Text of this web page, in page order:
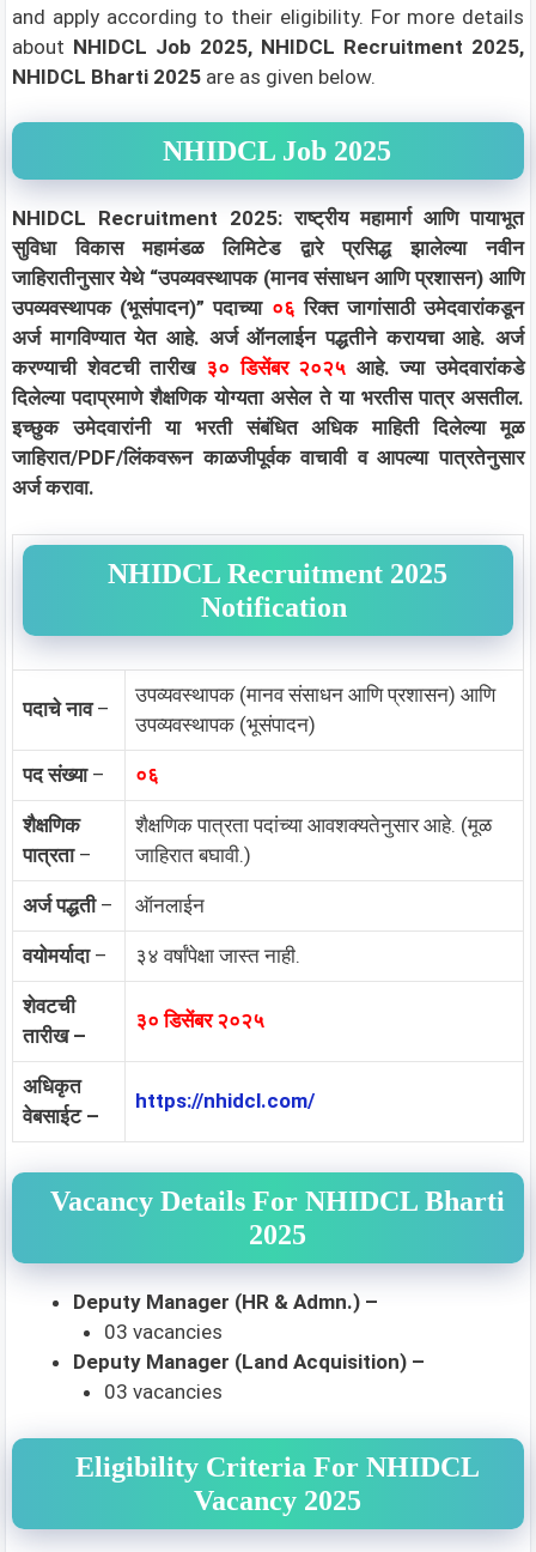
and apply according to their eligibility. For more details
about NHIDCL Job 2025, NHIDCL Recruitment 2025,
NHIDCL Bharti 2025 are as given below.
NHIDCL Job 2025
NHIDCL Recruitment 2025: राष्ट्रीय महामार्ग आणि पायाभूत
सुविधा विकास महामंडळ लिमिटेड द्वारे प्रसिद्ध झालेल्या नवीन
जाहिरातीनुसार येथे “उपव्यवस्थापक (मानव संसाधन आणि प्रशासन) आणि
उपव्यवस्थापक (भूसंपादन)” पदाच्या ०६रिक्त जागांसाठी उमेदवारांकडून
अर्ज मागविण्यात येत आहे. अर्ज ऑनलाईन पद्धतीने करायचा आहे. अर्ज
करण्याची शेवटची तारीख ३० डिसेंबर २०२५ आहे. ज्या उमेदवारांकडे
दिलेल्या पदाप्रमाणे शैक्षणिक योग्यता असेल ते या भरतीस पात्र असतील.
इच्छुक उमेदवारांनी या भरती संबंधित अधिक माहिती दिलेल्या मूळ
जाहिरात/PDF/लिंकवरून काळजीपूर्वक वाचावी व आपल्या पात्रतेनुसार
अर्ज करावा.
NHIDCL Recruitment 2025
Notification
पदाचे नाव–
उपव्यवस्थापक (मानव संसाधन आणि प्रशासन) आणि
उपव्यवस्थापक (भूसंपादन)
पद संख्या– ०६
शैक्षणिक
पात्रता–
शैक्षणिक पात्रता पदांच्या आवशक्यतेनुसार आहे. (मूळ
जाहिरात बघावी.)
अर्ज पद्धती– ऑनलाईन
वयोमर्यादा– ३४ वर्षांपेक्षा जास्त नाही.
शेवटची
तारीख –
३० डिसेंबर २०२५
अधिकृत
वेबसाईट –
https://nhidcl.com/
Vacancy Details For NHIDCL Bharti
2025
Deputy Manager (HR & Admn.) –
03 vacancies
Deputy Manager (Land Acquisition) –
03 vacancies
Eligibility Criteria For NHIDCL
Vacancy 2025